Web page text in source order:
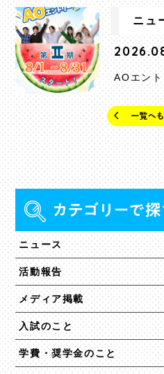
ニュ
AOエン
ニュース
活動報告
メディア掲載
入試のこと
学費・奨学金のこと